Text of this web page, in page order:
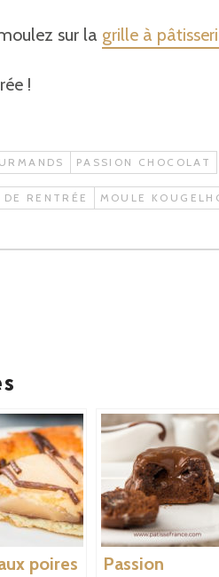
sur la grille à
!
PASSION CHOCOLAT
RENTRÉE MOULE
poires
Passion